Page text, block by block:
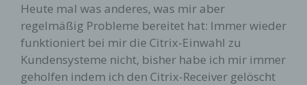
Heute mal was anderes, was mir aber
regelmäßig Probleme bereitet hat: Immer wieder
funktioniert bei mir die Citrix-Einwahl zu
Kundensysteme nicht, bisher habe ich mir immer
geholfen indem ich den Citrix-Receiver gelöscht